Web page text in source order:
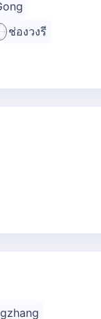
ช่องวงรี